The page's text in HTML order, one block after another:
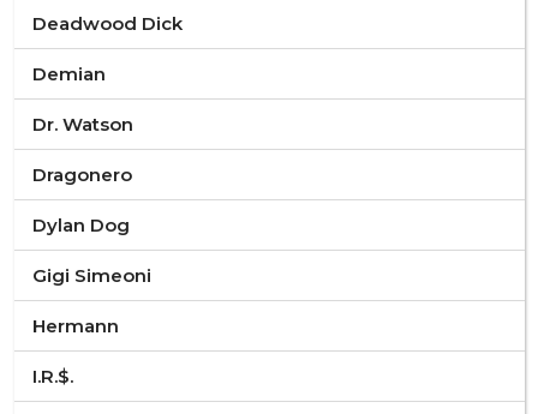
Deadwood Dick
Demian
Dr. Watson
Dragonero
Dylan Dog
Gigi Simeoni
Hermann
I.R.$.